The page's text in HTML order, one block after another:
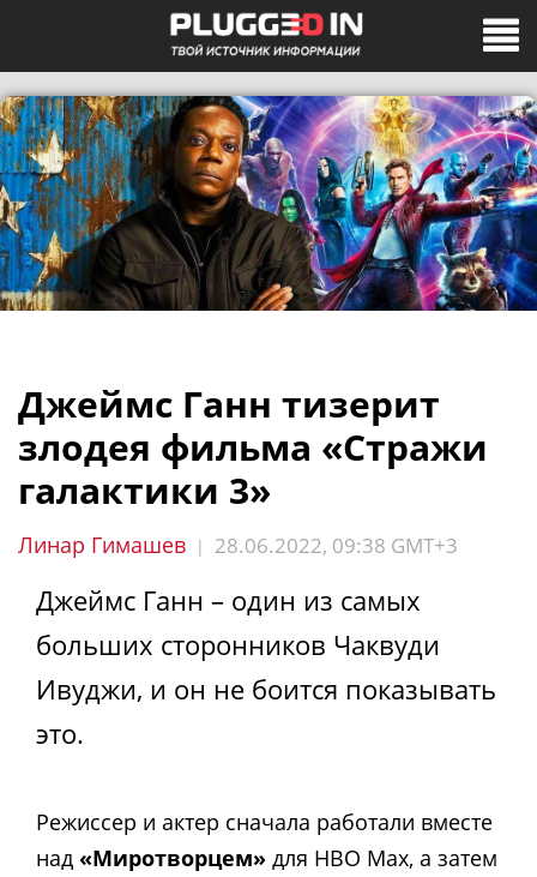
Джеймс Ганн тизерит
злодея фильма «Стражи
галактики 3»
Линар Гимашев | 28.06.2022, 09:38 GMT+3
Джеймс Ганн – один из самых
больших сторонников Чаквуди
Ивуджи, и он не боится показывать
это.
Режиссер и актер сначала работали вместе
над «Миротворцем» для HBO Max, а затем